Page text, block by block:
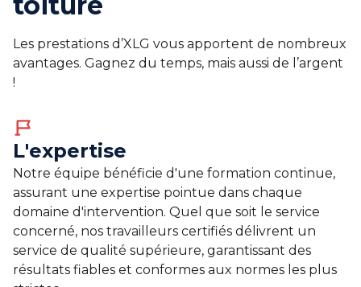
Les prestations d’XLG vous apportent de nombreux
avantages. Gagnez du temps, mais aussi de l’argent
!
L'expertise
Notre équipe bénéficie d'une formation continue,
assurant une expertise pointue dans chaque
domaine d'intervention. Quel que soit le service
concerné, nos travailleurs certifiés délivrent un
service de qualité supérieure, garantissant des
résultats fiables et conformes aux normes les plus